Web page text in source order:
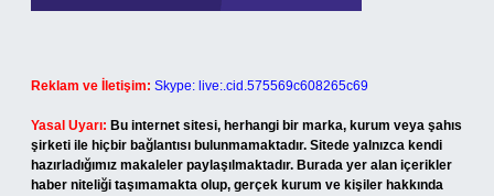
Reklam ve İletişim: Skype: live:.cid.575569c608265c69
Yasal Uyarı: Bu internet sitesi, herhangi bir marka, kurum veya şahıs
şirketi ile hiçbir bağlantısı bulunmamaktadır. Sitede yalnızca kendi
hazırladığımız makaleler paylaşılmaktadır. Burada yer alan içerikler
haber niteliği taşımamakta olup, gerçek kurum ve kişiler hakkında